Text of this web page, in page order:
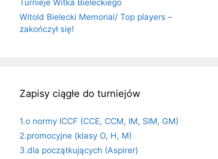
Turnieje Witka Bieleckiego
Witold Bielecki Memorial/ Top players –
zakończył się!
Zapisy ciągłe do turniejów
1.o normy ICCF (CCE, CCM, IM, SIM, GM)
2.promocyjne (klasy O, H, M)
3.dla początkujących (Aspirer)